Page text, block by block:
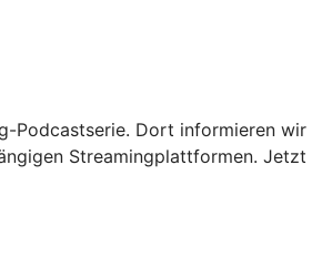
Podcastserie. Dort informieren wir
Streamingplattformen. Jetzt